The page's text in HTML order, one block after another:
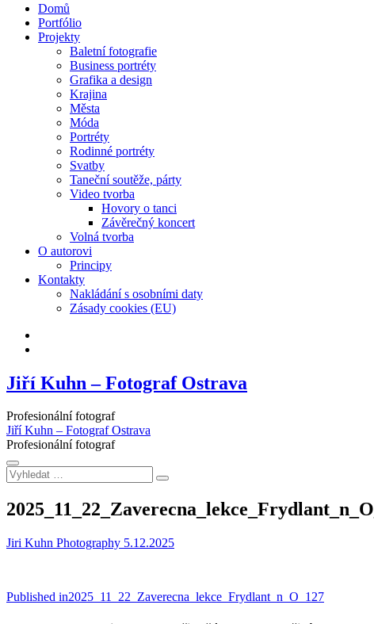
Domů
Portfólio
Projekty
Baletní fotografie
Business portréty
Grafika a design
Krajina
Města
Móda
Portréty
Rodinné portréty
Svatby
Taneční soutěže, párty
Video tvorba
Hovory o tanci
Závěrečný koncert
Volná tvorba
O autorovi
Principy
Kontakty
Nakládání s osobními daty
Zásady cookies (EU)
Jiří Kuhn – Fotograf Ostrava
Profesionální fotograf
Jiří Kuhn – Fotograf Ostrava
Profesionální fotograf
Vyhledat
…
Jiri Kuhn Photography 5.12.2025
Navigace
Published in2025_11_22_Zaverecna_lekce_Frydlant_n_O_127